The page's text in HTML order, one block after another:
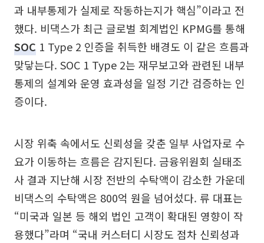
과 내부통제가 실제로 작동하는지가 핵심”이라고 전
했다. 비댁스가 최근 글로벌 회계법인 KPMG를 통해
SOC 1 Type 2 인증을 취득한 배경도 이 같은 흐름과
맞닿는다. SOC 1 Type 2는 재무보고와 관련된 내부
통제의 설계와 운영 효과성을 일정 기간 검증하는 인
증이다.
시장 위축 속에서도 신뢰성을 갖춘 일부 사업자로 수
요가 이동하는 흐름은 감지된다. 금융위원회 실태조
사 결과 지난해 시장 전반의 수탁액이 감소한 가운데
비댁스의 수탁액은 800억 원을 넘어섰다. 류 대표는
“미국과 일본 등 해외 법인 고객이 확대된 영향이 작
용했다”라며 “국내 커스터디 시장도 점차 신뢰성과